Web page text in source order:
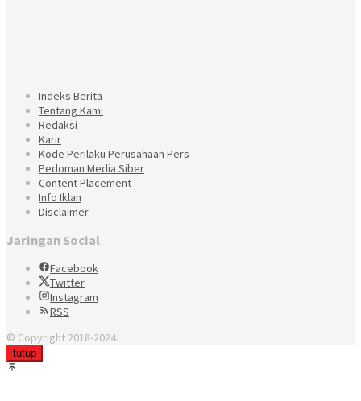
Indeks Berita
Tentang Kami
Redaksi
Karir
Kode Perilaku Perusahaan Pers
Pedoman Media Siber
Content Placement
Info Iklan
Disclaimer
Jaringan Social
Facebook
Twitter
Instagram
RSS
© Copyright 2018-2024.
tutup